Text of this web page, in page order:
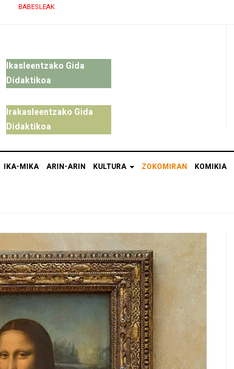
BABESLEAK
Ikasleentzako Gida
Didaktikoa
Irakasleentzako Gida
Didaktikoa
IKA-MIKA ARIN-ARIN KULTURA ZOKOMIRAN KOMIKIA